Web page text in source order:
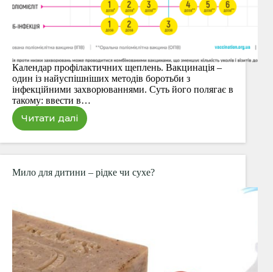
Календар профілактичних щеплень. Вакцинація –
один із найуспішніших методів боротьби з
інфекційними захворюваннями. Суть його полягає в
такому: ввести в…
Читати далі
Календар
для
дітей
в
Україні
Мило для дитини – рідке чи сухе?